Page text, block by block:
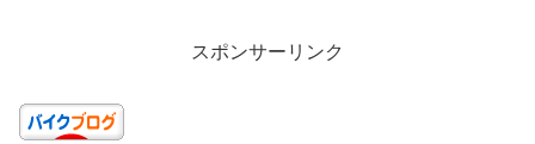
スポンサーリンク